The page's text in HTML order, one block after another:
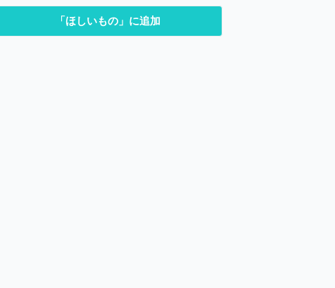
「ほしいもの」に追加